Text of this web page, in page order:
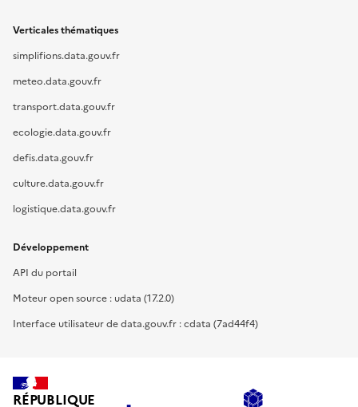
Verticales thématiques
simplifions.data.gouv.fr
meteo.data.gouv.fr
transport.data.gouv.fr
ecologie.data.gouv.fr
defis.data.gouv.fr
culture.data.gouv.fr
logistique.data.gouv.fr
Développement
API du portail
Moteur open source : udata (17.2.0)
Interface utilisateur de data.gouv.fr : cdata (7ad44f4)
RÉPUBLIQUE